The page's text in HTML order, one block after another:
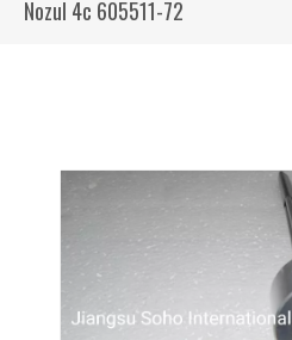
Nozul 4c 605511-72